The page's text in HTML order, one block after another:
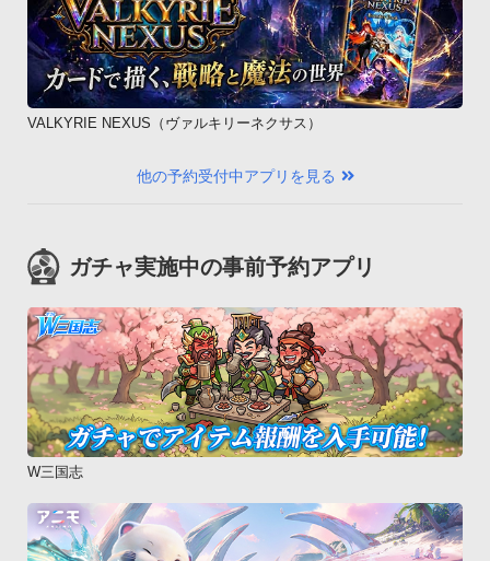
VALKYRIE NEXUS（ヴァルキリーネクサス）
他の予約受付中アプリを見る
ガチャ実施中の事前予約アプリ
W三国志